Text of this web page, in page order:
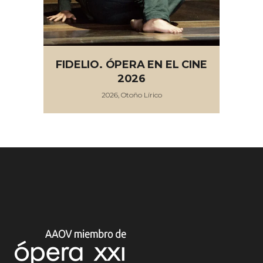
FIDELIO. ÓPERA EN EL CINE
2026
2026, Otoño Lírico